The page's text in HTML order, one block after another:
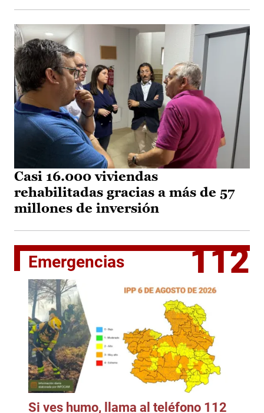
Casi 16.000 viviendas
rehabilitadas gracias a más de 57
millones de inversión
Emergencias 112
Si ves humo, llama al teléfono 112